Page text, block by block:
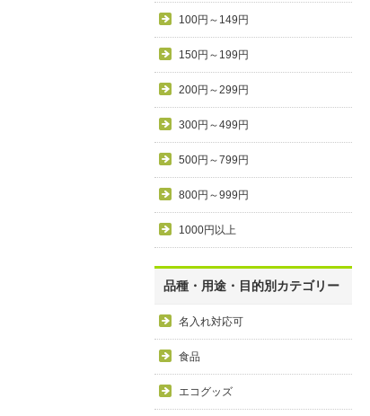
100円～149円
150円～199円
200円～299円
300円～499円
500円～799円
800円～999円
1000円以上
品種・用途・目的別カテゴリー
名入れ対応可
食品
エコグッズ